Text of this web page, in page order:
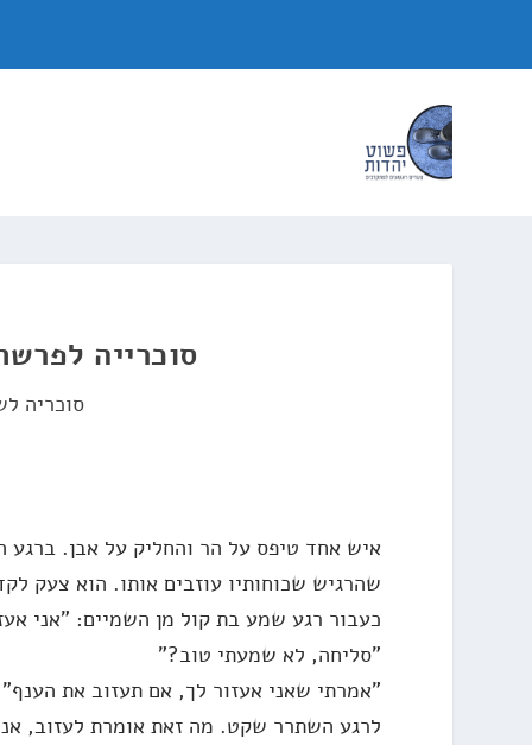
סוכרייה
סוכריה
איש אחד טיפס על הר והחליק על אבן. ברגע
שהרגיש שכוחותיו עוזבים אותו. הוא צעק
כעבור רגע שמע בת קול מן השמיים: "אני
"סליחה, לא שמעתי טוב?"
"אמרתי שאני אעזור לך, אם תעזוב את
לרגע השתרר שקט. מה זאת אומרת לעזוב,